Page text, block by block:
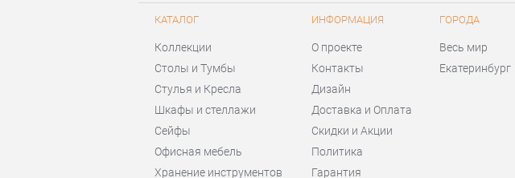
КАТАЛОГ
Коллекции
Столы и Тумбы
Стулья и Кресла
Шкафы и стеллажи
Сейфы
Офисная мебель
Хранение инструментов
ИНФОРМАЦИЯ
О проекте
Контакты
Дизайн
Доставка и Оплата
Скидки и Акции
Политика
Гарантия
ГОРОДА
Весь мир
Екатеринбург